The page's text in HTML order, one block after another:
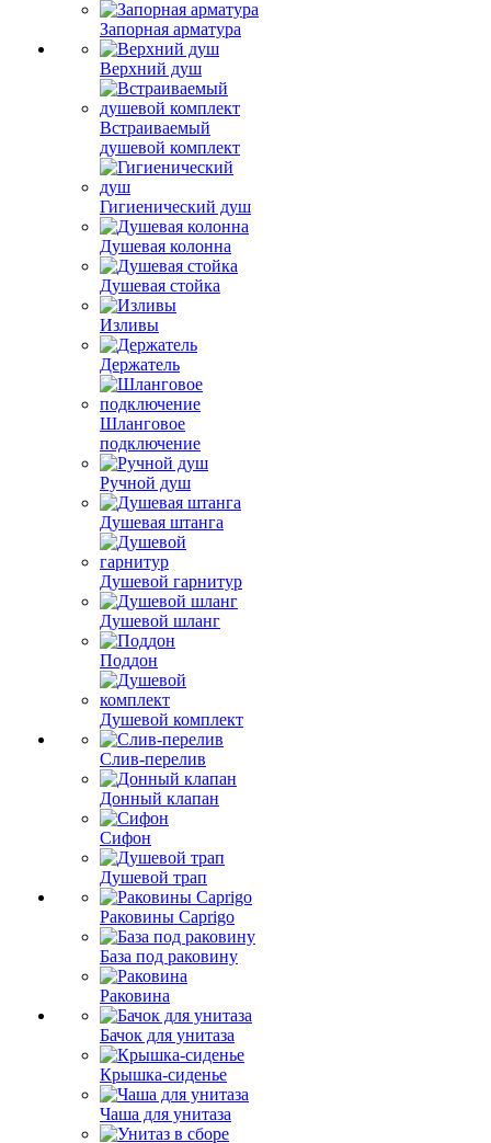
Запорная арматура
Верхний душ
Встраиваемый
душевой комплект
Гигиенический душ
Душевая колонна
Душевая стойка
Изливы
Держатель
Шланговое
подключение
Ручной душ
Душевая штанга
Душевой гарнитур
Душевой шланг
Поддон
Душевой комплект
Слив-перелив
Донный клапан
Сифон
Душевой трап
Раковины Caprigo
База под раковину
Раковина
Бачок для унитаза
Крышка-сиденье
Чаша для унитаза